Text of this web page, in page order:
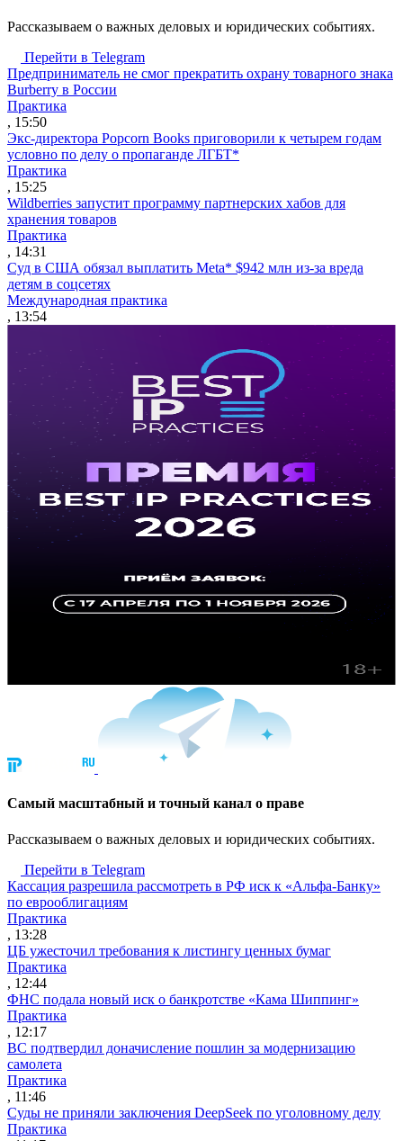
Рассказываем о важных деловых и юридических событиях.
Перейти в Telegram
Предприниматель не смог прекратить охрану товарного знака
Burberry в России
Практика
, 15:50
Экс-директора Popcorn Books приговорили к четырем годам
условно по делу о пропаганде ЛГБТ*
Практика
, 15:25
Wildberries запустит программу партнерских хабов для
хранения товаров
Практика
, 14:31
Суд в США обязал выплатить Meta* $942 млн из-за вреда
детям в соцсетях
Международная практика
, 13:54
Cамый масштабный и точный канал о праве
Рассказываем о важных деловых и юридических событиях.
Перейти в Telegram
Кассация разрешила рассмотреть в РФ иск к «Альфа-Банку»
по еврооблигациям
Практика
, 13:28
ЦБ ужесточил требования к листингу ценных бумаг
Практика
, 12:44
ФНС подала новый иск о банкротстве «Кама Шиппинг»
Практика
, 12:17
ВС подтвердил доначисление пошлин за модернизацию
самолета
Практика
, 11:46
Суды не приняли заключения DeepSeek по уголовному делу
Практика